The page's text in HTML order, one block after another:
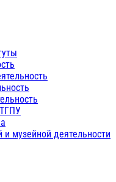
и музейной деятельности